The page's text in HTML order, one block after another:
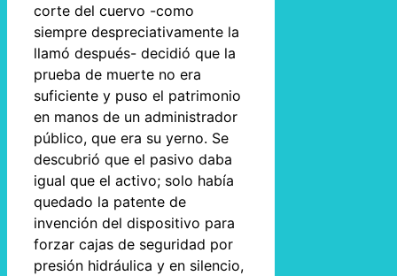
corte del cuervo -como
siempre despreciativamente la
llamó después- decidió que la
prueba de muerte no era
suficiente y puso el patrimonio
en manos de un administrador
público, que era su yerno. Se
descubrió que el pasivo daba
igual que el activo; solo había
quedado la patente de
invención del dispositivo para
forzar cajas de seguridad por
presión hidráulica y en silencio,